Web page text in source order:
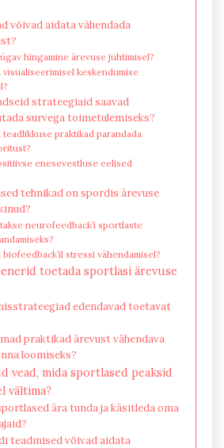
võivad aidata vähendada
hingamine ärevuse juhtimisel?
keskendumise
strateegiaid saavad
survega toimetulemiseks?
praktikad parandada
enesevestluse eelised
tehnikad on spordis ärevuse
neurofeedback’i sportlaste
stressi vähendamisel?
toetada sportlasi ärevuse
edendavad toetavat
praktikad ärevust vähendava
loomiseks?
vead, mida sportlased peaksid
vältima?
ära tunda ja käsitleda oma
teadmised võivad aidata